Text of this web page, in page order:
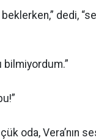
dedi,
bilmiyordum.”
oda, Vera’nın